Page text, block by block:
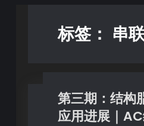
标签： 串
第三期：结构
应用进展｜